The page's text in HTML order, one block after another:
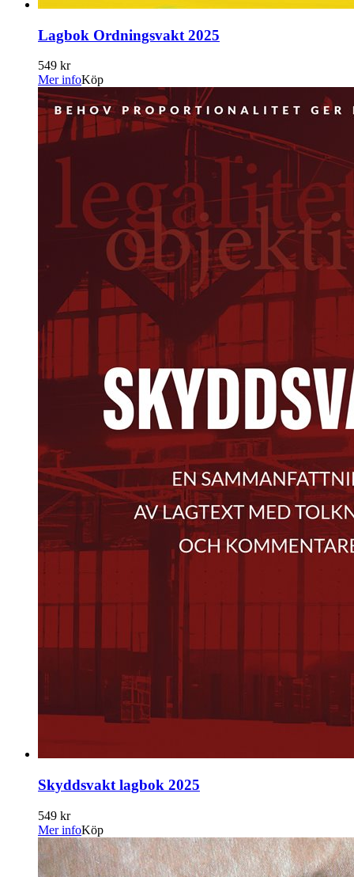
Lagbok Ordningsvakt 2025
549 kr
Mer infoKöp
Skyddsvakt lagbok 2025
549 kr
Mer infoKöp